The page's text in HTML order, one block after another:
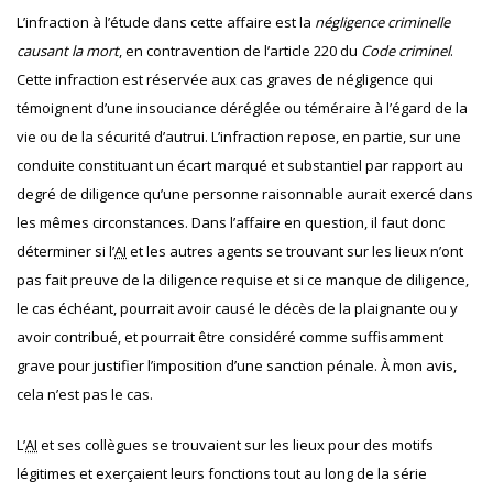
L’infraction à l’étude dans cette affaire est la négligence criminelle
causant la mort, en contravention de l’article 220 du Code criminel.
Cette infraction est réservée aux cas graves de négligence qui
témoignent d’une insouciance déréglée ou téméraire à l’égard de la
vie ou de la sécurité d’autrui. L’infraction repose, en partie, sur une
conduite constituant un écart marqué et substantiel par rapport au
degré de diligence qu’une personne raisonnable aurait exercé dans
les mêmes circonstances. Dans l’affaire en question, il faut donc
déterminer si l’AI et les autres agents se trouvant sur les lieux n’ont
pas fait preuve de la diligence requise et si ce manque de diligence,
le cas échéant, pourrait avoir causé le décès de la plaignante ou y
avoir contribué, et pourrait être considéré comme suffisamment
grave pour justifier l’imposition d’une sanction pénale. À mon avis,
cela n’est pas le cas.
L’AI et ses collègues se trouvaient sur les lieux pour des motifs
légitimes et exerçaient leurs fonctions tout au long de la série